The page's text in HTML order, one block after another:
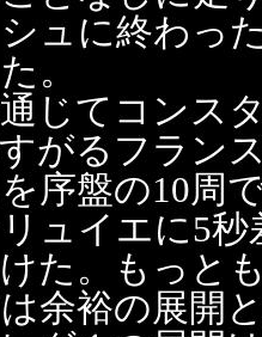
ュに終わっ
。
じてコンス
がるフラン
序盤の10周
ュイエに5
た。もっと
余裕の展開